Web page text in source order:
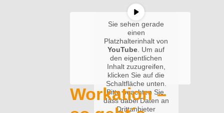
Sie sehen gerade
einen
Platzhalterinhalt von
YouTube . Um auf
den eigentlichen
Inhalt zuzugreifen,
klicken Sie auf die
Schaltfläche unten.
Bitte beachten Sie,
dass dabei Daten an
Drittanbieter
Workation –